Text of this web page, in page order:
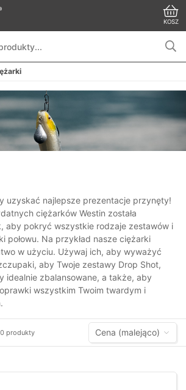
KOSZ
uzyskać najlepsze prezentacje przynęty!
ciężarków Westin została
aby pokryć wszystkie rodzaje zestawów i
połowu. Na przykład nasze ciężarki
w użyciu. Używaj ich, aby wyważyć
aby Twoje zestawy Drop Shot,
idealnie zbalansowane, a także, aby
wszystkim Twoim twardym i
produkty Cena (malejąco)